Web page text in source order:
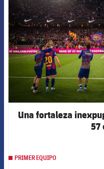
Una fortaleza
57
PRIMER EQUIPO